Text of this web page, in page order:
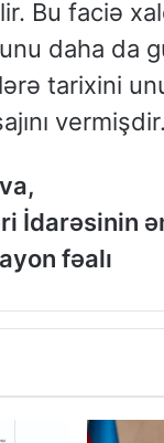
Bu faciə
daha da
tarixini
vermişdir.
İdarəsinin
fəalı